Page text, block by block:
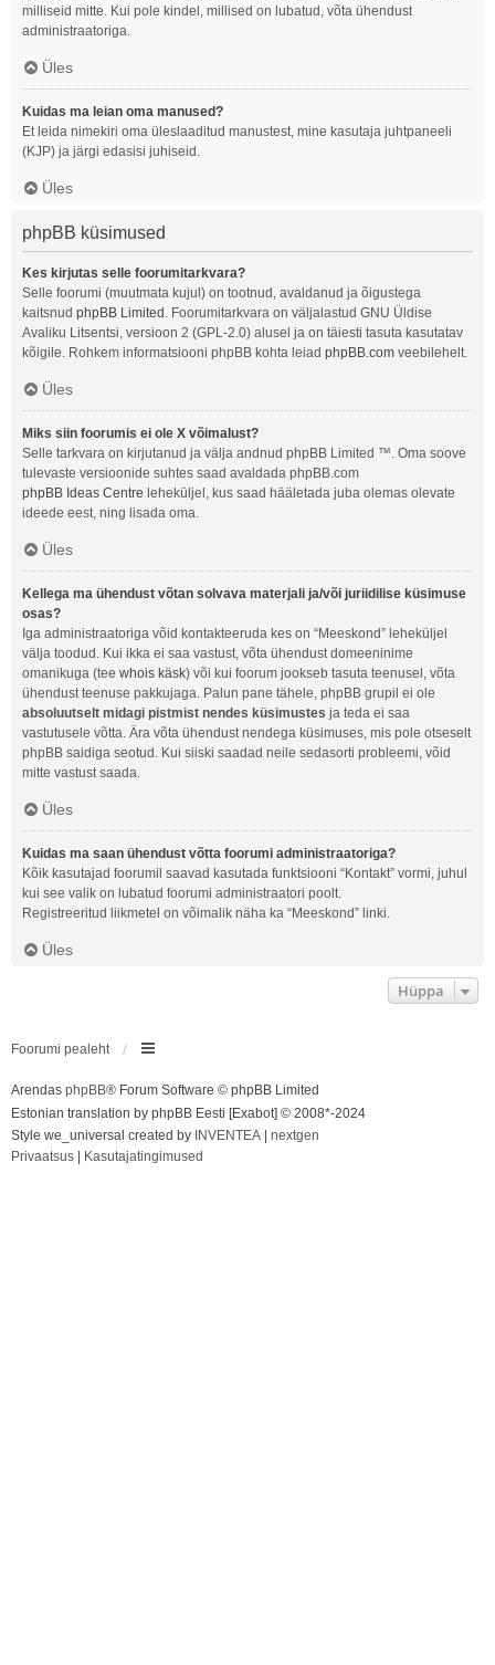
milliseid mitte. Kui pole kindel, millised on lubatud, võta ühendust
administraatoriga.
Üles
Kuidas ma leian oma manused?
Et leida nimekiri oma üleslaaditud manustest, mine kasutaja juhtpaneeli
(KJP) ja järgi edasisi juhiseid.
Üles
phpBB küsimused
Kes kirjutas selle foorumitarkvara?
Selle foorumi (muutmata kujul) on tootnud, avaldanud ja õigustega
kaitsnud phpBB Limited . Foorumitarkvara on väljalastud GNU Üldise
Avaliku Litsentsi, versioon 2 (GPL-2.0) alusel ja on täiesti tasuta kasutatav
kõigile. Rohkem informatsiooni phpBB kohta leiad phpBB.com veebilehelt.
Üles
Miks siin foorumis ei ole X võimalust?
Selle tarkvara on kirjutanud ja välja andnud phpBB Limited ™. Oma soove
tulevaste versioonide suhtes saad avaldada phpBB.com
phpBB Ideas Centre leheküljel, kus saad hääletada juba olemas olevate
ideede eest, ning lisada oma.
Üles
Kellega ma ühendust võtan solvava materjali ja/või juriidilise küsimuse
osas?
Iga administraatoriga võid kontakteeruda kes on “Meeskond” leheküljel
välja toodud. Kui ikka ei saa vastust, võta ühendust domeeninime
omanikuga (tee whois käsk) või kui foorum jookseb tasuta teenusel, võta
ühendust teenuse pakkujaga. Palun pane tähele, phpBB grupil ei ole
absoluutselt midagi pistmist nendes küsimustes ja teda ei saa
vastutusele võtta. Ära võta ühendust nendega küsimuses, mis pole otseselt
phpBB saidiga seotud. Kui siiski saadad neile sedasorti probleemi, võid
mitte vastust saada.
Üles
Kuidas ma saan ühendust võtta foorumi administraatoriga?
Kõik kasutajad foorumil saavad kasutada funktsiooni “Kontakt” vormi, juhul
kui see valik on lubatud foorumi administraatori poolt.
Registreeritud liikmetel on võimalik näha ka “Meeskond” linki.
Üles
Hüppa
Foorumi pealeht
Arendas phpBB® Forum Software © phpBB Limited
Estonian translation by phpBB Eesti [Exabot] © 2008*-2024
Style we_universal created by INVENTEA
nextgen
Privaatsus
Kasutajatingimused